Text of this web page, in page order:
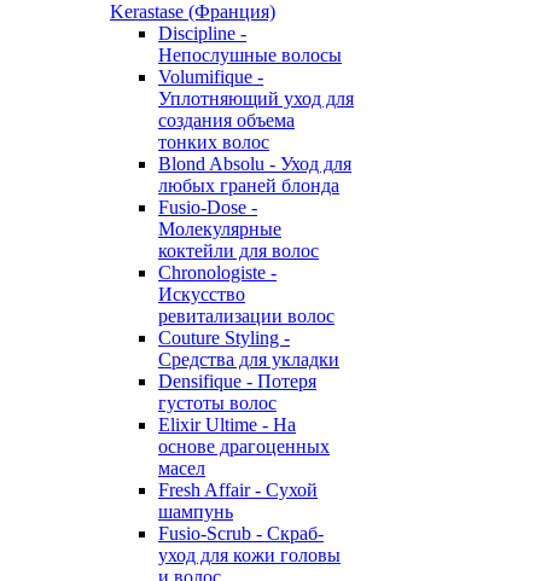
Kerastase (Франция)
Discipline -
Непослушные волосы
Volumifique -
Уплотняющий уход для
создания объема
тонких волос
Blond Absolu - Уход для
любых граней блонда
Fusio-Dose -
Молекулярные
коктейли для волос
Chronologiste -
Искусство
ревитализации волос
Couture Styling -
Средства для укладки
Densifique - Потеря
густоты волос
Elixir Ultime - На
основе драгоценных
масел
Fresh Affair - Сухой
шампунь
Fusio-Scrub - Скраб-
уход для кожи головы
и волос